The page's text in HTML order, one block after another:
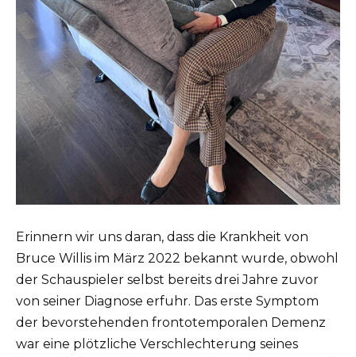
Erinnern wir uns daran, dass die Krankheit von
Bruce Willis im März 2022 bekannt wurde, obwohl
der Schauspieler selbst bereits drei Jahre zuvor
von seiner Diagnose erfuhr. Das erste Symptom
der bevorstehenden frontotemporalen Demenz
war eine plötzliche Verschlechterung seines